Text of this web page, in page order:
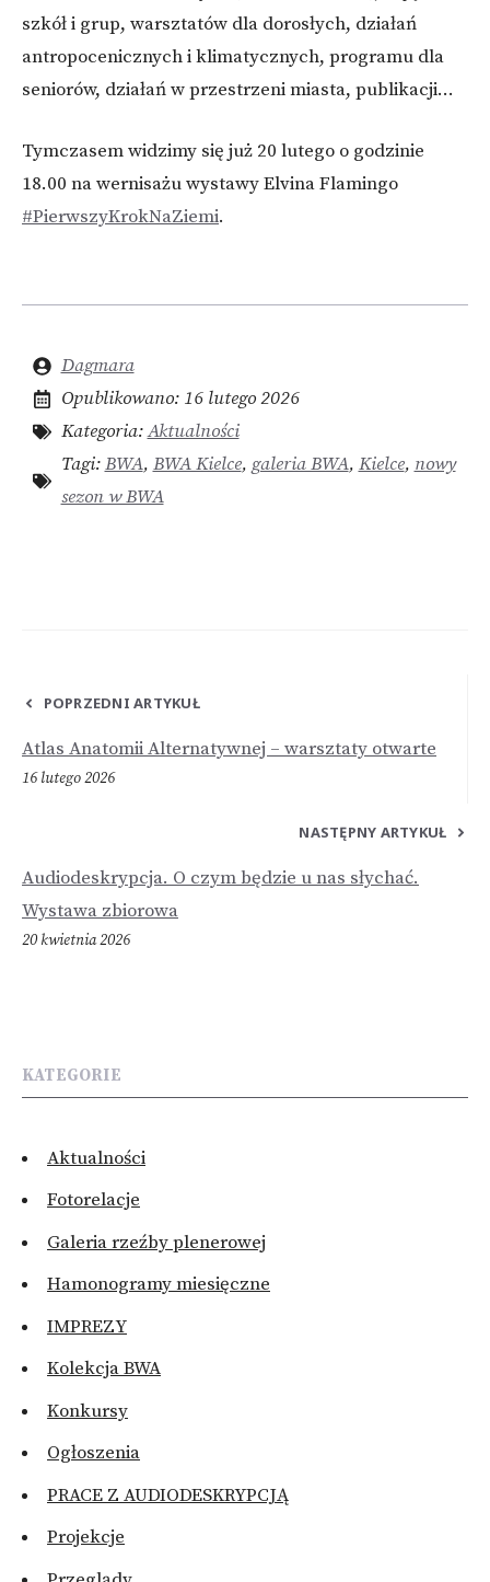
szkół i grup, warsztatów dla dorosłych, działań
antropocenicznych i klimatycznych, programu dla
seniorów, działań w przestrzeni miasta, publikacji…
Tymczasem widzimy się już 20 lutego o godzinie
18.00 na wernisażu wystawy Elvina Flamingo
#PierwszyKrokNaZiemi.
Dagmara
Opublikowano: 16 lutego 2026
Kategoria:Aktualności
Tagi:BWA, BWA Kielce, galeria BWA, Kielce, nowy
sezon w BWA
POPRZEDNI ARTYKUŁ
Atlas Anatomii Alternatywnej – warsztaty otwarte
16 lutego 2026
NASTĘPNY ARTYKUŁ
Audiodeskrypcja. O czym będzie u nas słychać.
Wystawa zbiorowa
20 kwietnia 2026
KATEGORIE
Aktualności
Fotorelacje
Galeria rzeźby plenerowej
Hamonogramy miesięczne
IMPREZY
Kolekcja BWA
Konkursy
Ogłoszenia
PRACE Z AUDIODESKRYPCJĄ
Projekcje